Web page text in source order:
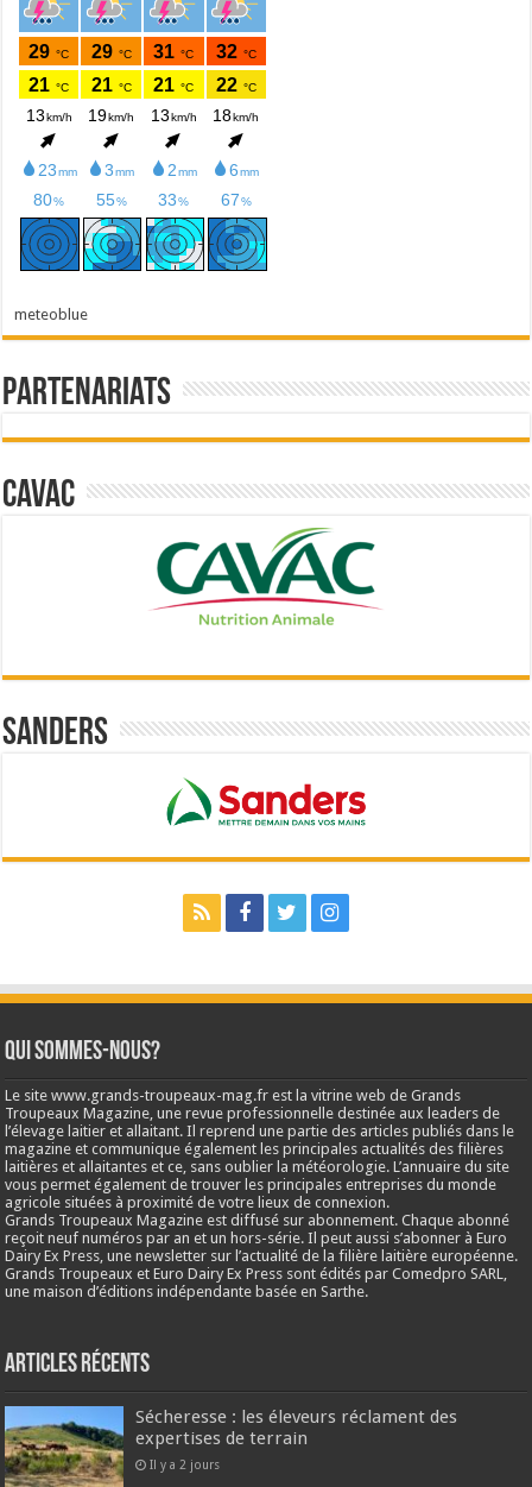
meteoblue
Partenariats
Cavac
Sanders
Qui sommes-nous?
Le site www.grands-troupeaux-mag.fr est la vitrine web de Grands
Troupeaux Magazine, une revue professionnelle destinée aux leaders de
l’élevage laitier et allaitant. Il reprend une partie des articles publiés dans le
magazine et communique également les principales actualités des filières
laitières et allaitantes et ce, sans oublier la météorologie. L’annuaire du site
vous permet également de trouver les principales entreprises du monde
agricole situées à proximité de votre lieux de connexion.
Grands Troupeaux Magazine est diffusé sur abonnement. Chaque abonné
reçoit neuf numéros par an et un hors-série. Il peut aussi s’abonner à Euro
Dairy Ex Press, une newsletter sur l’actualité de la filière laitière européenne.
Grands Troupeaux et Euro Dairy Ex Press sont édités par Comedpro SARL,
une maison d’éditions indépendante basée en Sarthe.
Articles récents
Sécheresse : les éleveurs réclament des
expertises de terrain
Il y a 2 jours